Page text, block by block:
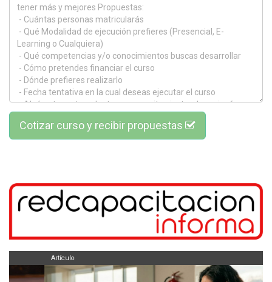
Cotizar curso y recibir propuestas